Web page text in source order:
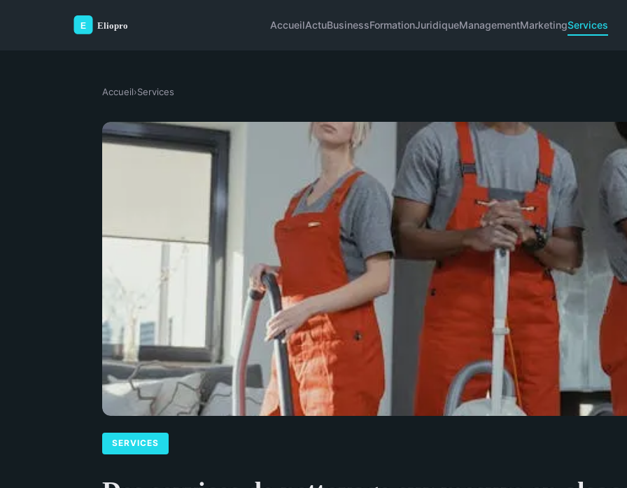
AccueilActuBusinessFormationJuridiqueManagementMarketingServices
Accueil›Services
SERVICES